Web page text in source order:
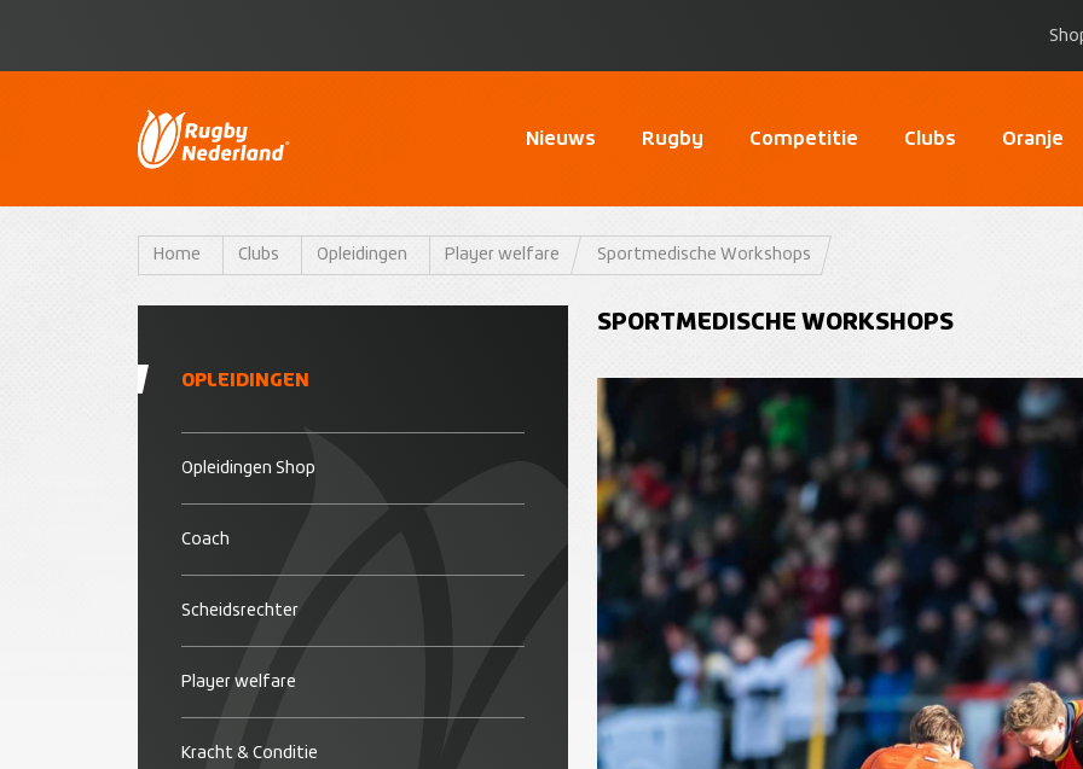
Nieuws Rugby Competitie Clubs Oranje
Home Clubs Opleidingen Player welfare Sportmedische Workshops
OPLEIDINGEN
Opleidingen Shop
Coach
Scheidsrechter
Player welfare
Kracht & Conditie
SPORTMEDISCHE WORKSHOPS